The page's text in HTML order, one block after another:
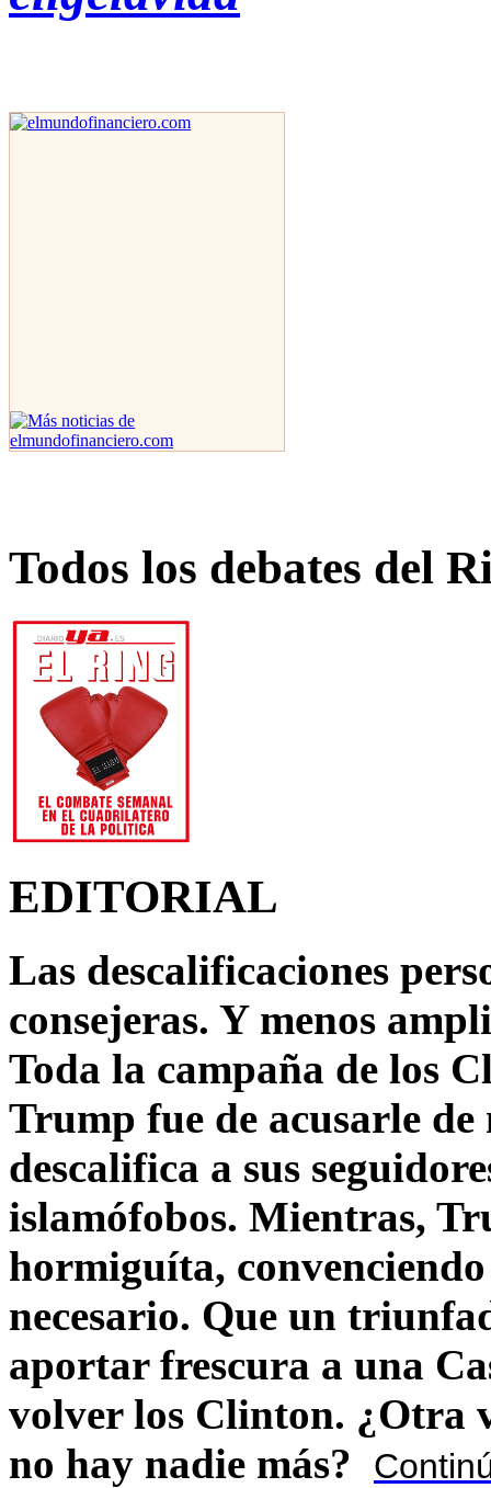
Todos los debates del
EDITORIAL
Las descalificaciones
consejeras. Y menos
Toda la campaña de los
Trump fue de acusarle
descalifica a sus
islamófobos. Mientras,
hormiguíta,
necesario. Que un
aportar frescura a una
volver los Clinton. ¿Otra
no hay nadie más?